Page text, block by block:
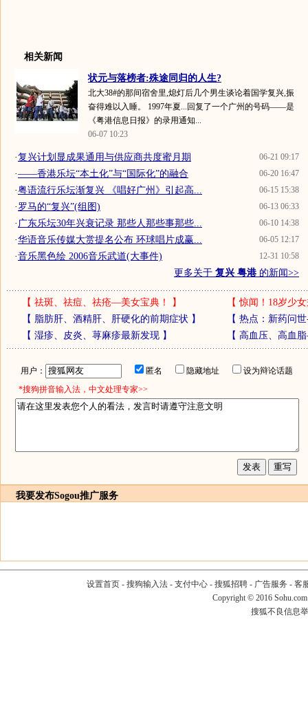
相关新闻
状元与落榜者:殊途同归的人生?
北大38#的那间宿舍里,熄灯后几个男生谈论着国学复兴,振
奋得难以入睡。 1997年夏...回复了一个广州的号码——是
《粤港信息日报》的录用通知...
06-07 10:23
06-21 09:17
·复兴计划显成果通用与供应商共度蜜月期
06-20 16:47
·——香港乐坛“本土化”与“国际化”的融合
06-15 15:38
·粤语流行乐坛渐复兴 《唱好广州》引起高...
06-13 06:33
·罗马的“复兴”(组图)
06-10 14:38
· 广东乐坛30年兴衰记录 那些人那些事那些...
06-05 12:17
·华语音乐传媒大赏提名公布 环球唱片成赢...
12-31 10:58
·音乐黑色绘 2006音乐武道(大事件)
更多关于 复兴 粤港 的新闻>>
【 祛斑、祛痘、祛疮—美女宝典！ 】 【惊闻！18岁少
【 脂肪肝、酒精肝、肝硬化的前期症状 】 【 热点：新药问
【 湿疹、皮炎、荨麻疹最新发现】 【 高血压、高血
用户： 匿名 隐藏地址
设为辩论话题
*搜狗拼音输入法，中文处理专家>>
我要发布Sogou推广服务
设置首页- 搜狗输入法- 支付中心- 搜狐招聘- 广告服务 - 客
Copyright © 2016
搜狐不良信息